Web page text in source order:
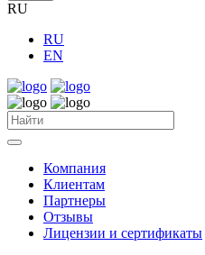
RU
RU
EN
Компания
Клиентам
Партнеры
Отзывы
Лицензии и сертификаты